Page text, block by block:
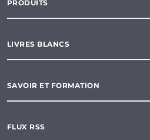
PRODUITS
LIVRES BLANCS
SAVOIR ET FORMATION
FLUX RSS